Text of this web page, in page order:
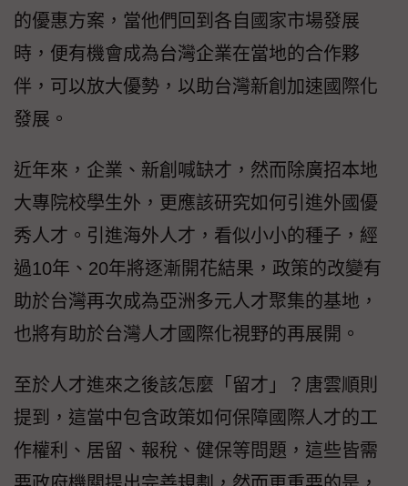
的優惠方案，當他們回到各自國家市場發展
時，便有機會成為台灣企業在當地的合作夥
伴，可以放大優勢，以助台灣新創加速國際化
發展。
近年來，企業、新創喊缺才，然而除廣招本地
大專院校學生外，更應該研究如何引進外國優
秀人才。引進海外人才，看似小小的種子，經
過10年、20年將逐漸開花結果，政策的改變有
助於台灣再次成為亞洲多元人才聚集的基地，
也將有助於台灣人才國際化視野的再展開。
至於人才進來之後該怎麼「留才」？唐雲順則
提到，這當中包含政策如何保障國際人才的工
作權利、居留、報稅、健保等問題，這些皆需